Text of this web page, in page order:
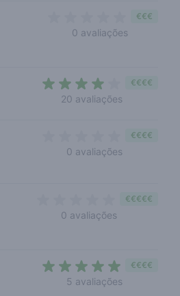
0 avaliações
€€€
20 avaliações
€€€€
0 avaliações
€€€€
0 avaliações
€€€€€
5 avaliações
€€€€